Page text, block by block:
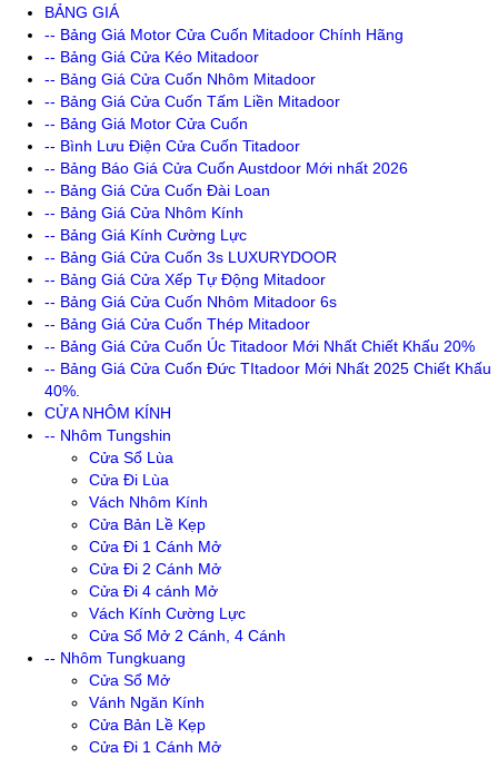
BẢNG GIÁ
-- Bảng Giá Motor Cửa Cuốn Mitadoor Chính Hãng
-- Bảng Giá Cửa Kéo Mitadoor
-- Bảng Giá Cửa Cuốn Nhôm Mitadoor
-- Bảng Giá Cửa Cuốn Tấm Liền Mitadoor
-- Bảng Giá Motor Cửa Cuốn
-- Bình Lưu Điện Cửa Cuốn Titadoor
-- Bảng Báo Giá Cửa Cuốn Austdoor Mới nhất 2026
-- Bảng Giá Cửa Cuốn Đài Loan
-- Bảng Giá Cửa Nhôm Kính
-- Bảng Giá Kính Cường Lực
-- Bảng Giá Cửa Cuốn 3s LUXURYDOOR
-- Bảng Giá Cửa Xếp Tự Động Mitadoor
-- Bảng Giá Cửa Cuốn Nhôm Mitadoor 6s
-- Bảng Giá Cửa Cuốn Thép Mitadoor
-- Bảng Giá Cửa Cuốn Úc Titadoor Mới Nhất Chiết Khấu 20%
-- Bảng Giá Cửa Cuốn Đức TItadoor Mới Nhất 2025 Chiết Khấu
40%.
CỬA NHÔM KÍNH
-- Nhôm Tungshin
Cửa Sổ Lùa
Cửa Đi Lùa
Vách Nhôm Kính
Cửa Bản Lề Kẹp
Cửa Đi 1 Cánh Mở
Cửa Đi 2 Cánh Mở
Cửa Đi 4 cánh Mở
Vách Kính Cường Lực
Cửa Sổ Mở 2 Cánh, 4 Cánh
-- Nhôm Tungkuang
Cửa Sổ Mở
Vánh Ngăn Kính
Cửa Bản Lề Kẹp
Cửa Đi 1 Cánh Mở